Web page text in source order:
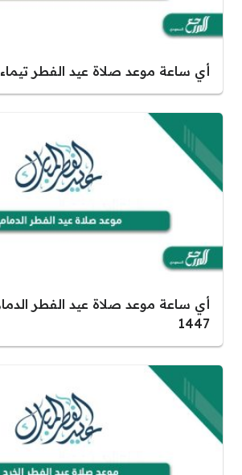
أي ساعة موعد صلاة عيد الفطر تيماء 2026 – 1447
1447